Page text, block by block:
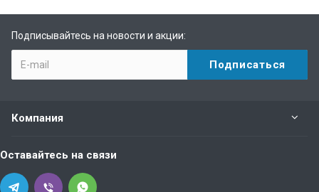
Подписывайтесь на новости и акции:
Компания
Оставайтесь на связи